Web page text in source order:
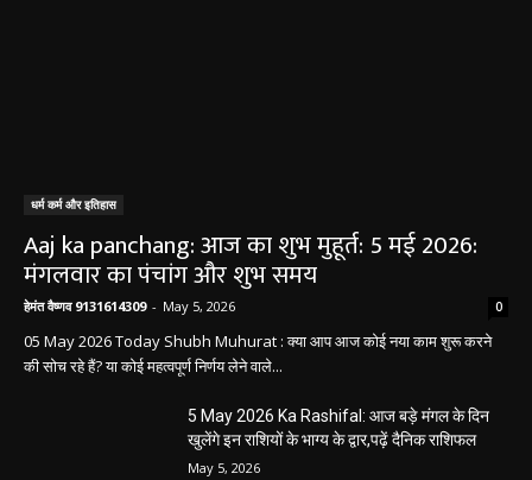
धर्म कर्म और इतिहास
Aaj ka panchang: आज का शुभ मुहूर्त: 5 मई 2026:
मंगलवार का पंचांग और शुभ समय
हेमंत वैष्णव 9131614309 - May 5, 2026 0
05 May 2026 Today Shubh Muhurat : क्या आप आज कोई नया काम शुरू करने
की सोच रहे हैं? या कोई महत्वपूर्ण निर्णय लेने वाले...
5 May 2026 Ka Rashifal: आज बड़े मंगल के दिन
खुलेंगे इन राशियों के भाग्य के द्वार,पढ़ें दैनिक राशिफल
May 5, 2026